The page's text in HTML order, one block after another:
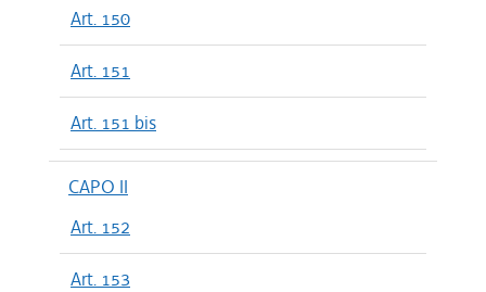
Art. 150
Art. 151
Art. 151 bis
CAPO II
Art. 152
Art. 153